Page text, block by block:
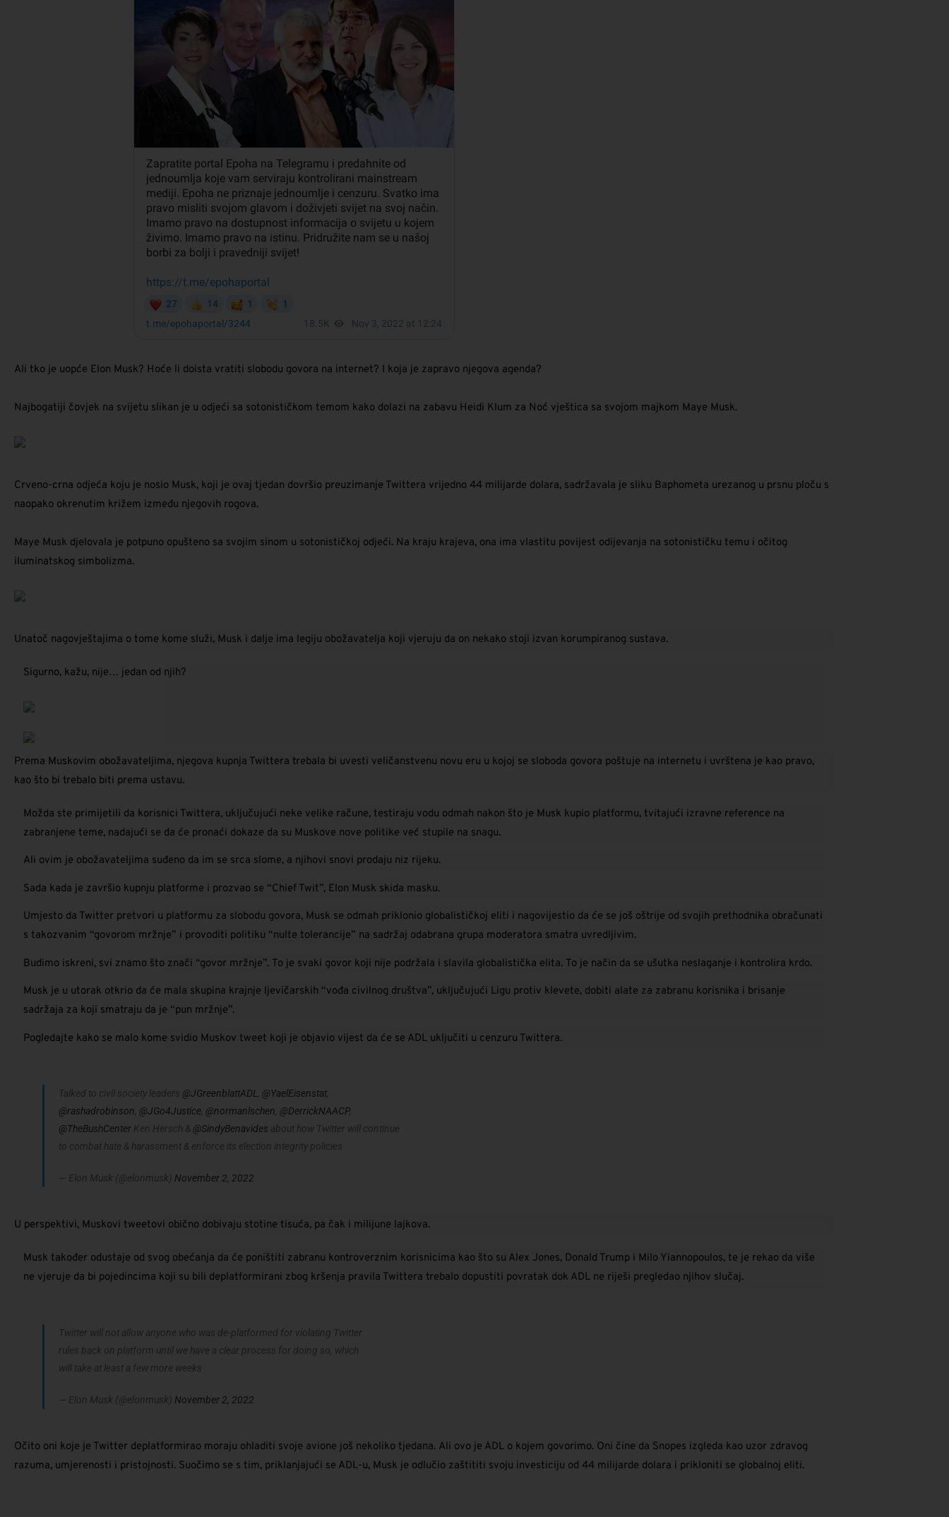
Ali tko je uopće Elon Musk? Hoće li doista vratiti slobodu govora na internet? I koja je zapravo njegova agenda?
Najbogatiji čovjek na svijetu slikan je u odjeći sa sotonističkom temom kako dolazi na zabavu Heidi Klum za Noć vještica sa svojom majkom Maye Musk.
Crveno-crna odjeća koju je nosio Musk, koji je ovaj tjedan dovršio preuzimanje Twittera vrijedno 44 milijarde dolara, sadržavala je sliku Baphometa urezanog u prsnu ploču s
naopako okrenutim križem između njegovih rogova.
Maye Musk djelovala je potpuno opušteno sa svojim sinom u sotonističkoj odjeći. Na kraju krajeva, ona ima vlastitu povijest odijevanja na sotonističku temu i očitog
iluminatskog simbolizma.
Unatoč nagovještajima o tome kome služi, Musk i dalje ima legiju obožavatelja koji vjeruju da on nekako stoji izvan korumpiranog sustava.
Sigurno, kažu, nije… jedan od njih?
Prema Muskovim obožavateljima, njegova kupnja Twittera trebala bi uvesti veličanstvenu novu eru u kojoj se sloboda govora poštuje na internetu i uvrštena je kao pravo,
kao što bi trebalo biti prema ustavu.
Možda ste primijetili da korisnici Twittera, uključujući neke velike račune, testiraju vodu odmah nakon što je Musk kupio platformu, tvitajući izravne reference na
zabranjene teme, nadajući se da će pronaći dokaze da su Muskove nove politike već stupile na snagu.
Ali ovim je obožavateljima suđeno da im se srca slome, a njihovi snovi prodaju niz rijeku.
Sada kada je završio kupnju platforme i prozvao se “Chief Twit”, Elon Musk skida masku.
Umjesto da Twitter pretvori u platformu za slobodu govora, Musk se odmah priklonio globalističkoj eliti i nagovijestio da će se još oštrije od svojih prethodnika obračunati
s takozvanim “govorom mržnje” i provoditi politiku “nulte tolerancije” na sadržaj odabrana grupa moderatora smatra uvredljivim.
Budimo iskreni, svi znamo što znači “govor mržnje”. To je svaki govor koji nije podržala i slavila globalistička elita. To je način da se ušutka neslaganje i kontrolira krdo.
Musk je u utorak otkrio da će mala skupina krajnje ljevičarskih “vođa civilnog društva”, uključujući Ligu protiv klevete, dobiti alate za zabranu korisnika i brisanje
sadržaja za koji smatraju da je “pun mržnje”.
Pogledajte kako se malo kome svidio Muskov tweet koji je objavio vijest da će se ADL uključiti u cenzuru Twittera.
Talked to civil society leaders @JGreenblattADL @YaelEisenstat
@rashadrobinson @JGo4Justice @normanlschen @DerrickNAACP,
@TheBushCenter Ken Hersch & @SindyBenavides about how Twitter will continue
to combat hate & harassment & enforce its election integrity policies
— Elon Musk (@elonmusk) November 2, 2022
U perspektivi, Muskovi tweetovi obično dobivaju stotine tisuća, pa čak i milijune lajkova.
Musk također odustaje od svog obećanja da će poništiti zabranu kontroverznim korisnicima kao što su Alex Jones, Donald Trump i Milo Yiannopoulos, te je rekao da više
ne vjeruje da bi pojedincima koji su bili deplatformirani zbog kršenja pravila Twittera trebalo dopustiti povratak dok ADL ne riješi pregledao njihov slučaj.
Twitter will not allow anyone who was de-platformed for violating Twitter
rules back on platform until we have a clear process for doing so, which
will take at least a few more weeks
— Elon Musk (@elonmusk) November 2, 2022
Očito oni koje je Twitter deplatformirao moraju ohladiti svoje avione još nekoliko tjedana. Ali ovo je ADL o kojem govorimo. Oni čine da Snopes izgleda kao uzor zdravog
razuma, umjerenosti i pristojnosti. Suočimo se s tim, priklanjajući se ADL-u, Musk je odlučio zaštititi svoju investiciju od 44 milijarde dolara i prikloniti se globalnoj eliti.